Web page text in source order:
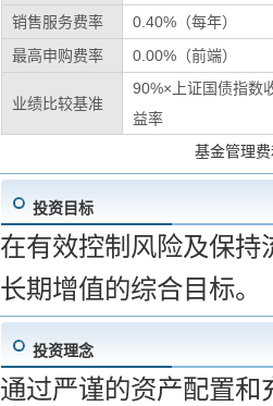
销售服务费率
0.40%（每年）
最高申购费率
0.00%（前端）
业绩比较基准
90%×上证国债指数
益率
基金管理
投资目标
在有效控制风险及保
长期增值的综合目标。
投资理念
通过严谨的资产配置